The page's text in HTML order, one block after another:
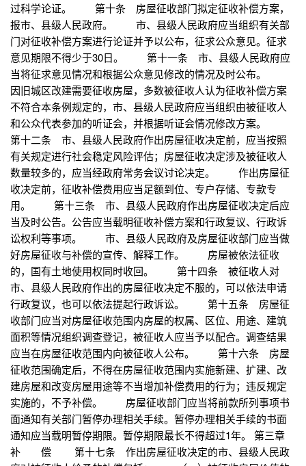
过科学论证。 第十条 房屋征收部门拟定征收补偿方案，
报市、县级人民政府。 市、县级人民政府应当组织有关部
门对征收补偿方案进行论证并予以公布，征求公众意见。征求
意见期限不得少于30日。 第十一条 市、县级人民政府应
当将征求意见情况和根据公众意见修改的情况及时公布。
因旧城区改建需要征收房屋，多数被征收人认为征收补偿方案
不符合本条例规定的，市、县级人民政府应当组织由被征收人
和公众代表参加的听证会，并根据听证会情况修改方案。
第十二条 市、县级人民政府作出房屋征收决定前，应当按照
有关规定进行社会稳定风险评估；房屋征收决定涉及被征收人
数量较多的，应当经政府常务会议讨论决定。 作出房屋征
收决定前，征收补偿费用应当足额到位、专户存储、专款专
用。 第十三条 市、县级人民政府作出房屋征收决定后应
当及时公告。公告应当载明征收补偿方案和行政复议、行政诉
讼权利等事项。 市、县级人民政府及房屋征收部门应当做
好房屋征收与补偿的宣传、解释工作。 房屋被依法征收
的，国有土地使用权同时收回。 第十四条 被征收人对
市、县级人民政府作出的房屋征收决定不服的，可以依法申请
行政复议，也可以依法提起行政诉讼。 第十五条 房屋征
收部门应当对房屋征收范围内房屋的权属、区位、用途、建筑
面积等情况组织调查登记，被征收人应当予以配合。调查结果
应当在房屋征收范围内向被征收人公布。 第十六条 房屋
征收范围确定后，不得在房屋征收范围内实施新建、扩建、改
建房屋和改变房屋用途等不当增加补偿费用的行为；违反规定
实施的，不予补偿。 房屋征收部门应当将前款所列事项书
面通知有关部门暂停办理相关手续。暂停办理相关手续的书面
通知应当载明暂停期限。暂停期限最长不得超过1年。 第三章
补 偿 第十七条 作出房屋征收决定的市、县级人民政